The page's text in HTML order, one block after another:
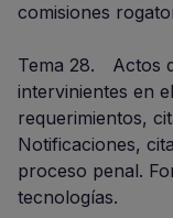
comisiones
Tema 28. Actos
intervinientes en
requerimientos,
Notificaciones,
proceso penal.
tecnologías.